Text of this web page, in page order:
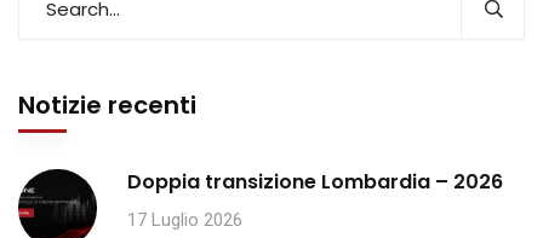
Notizie recenti
Doppia transizione Lombardia – 2026
17 Luglio 2026